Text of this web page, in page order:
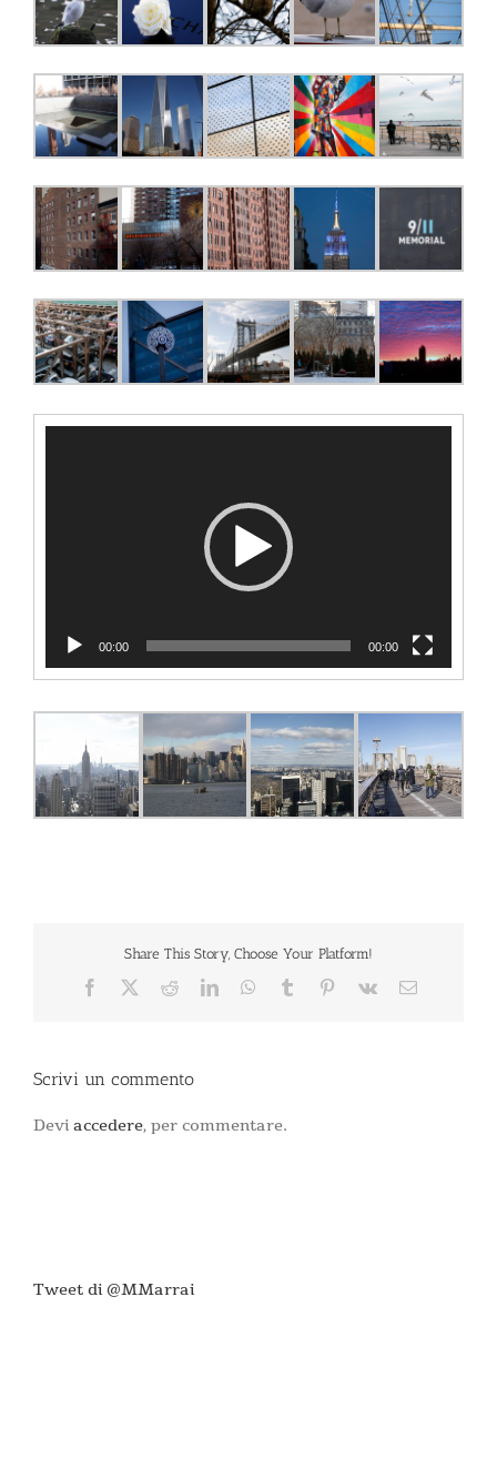
00:00 00:00
Share This Story, Choose Your Platform!
Facebook RedditLinkedInWhatsApp
Tumblr Pinterest
Vk Email
Scrivi un commento
Devi accedere, per commentare.
Tweet di @MMarrai